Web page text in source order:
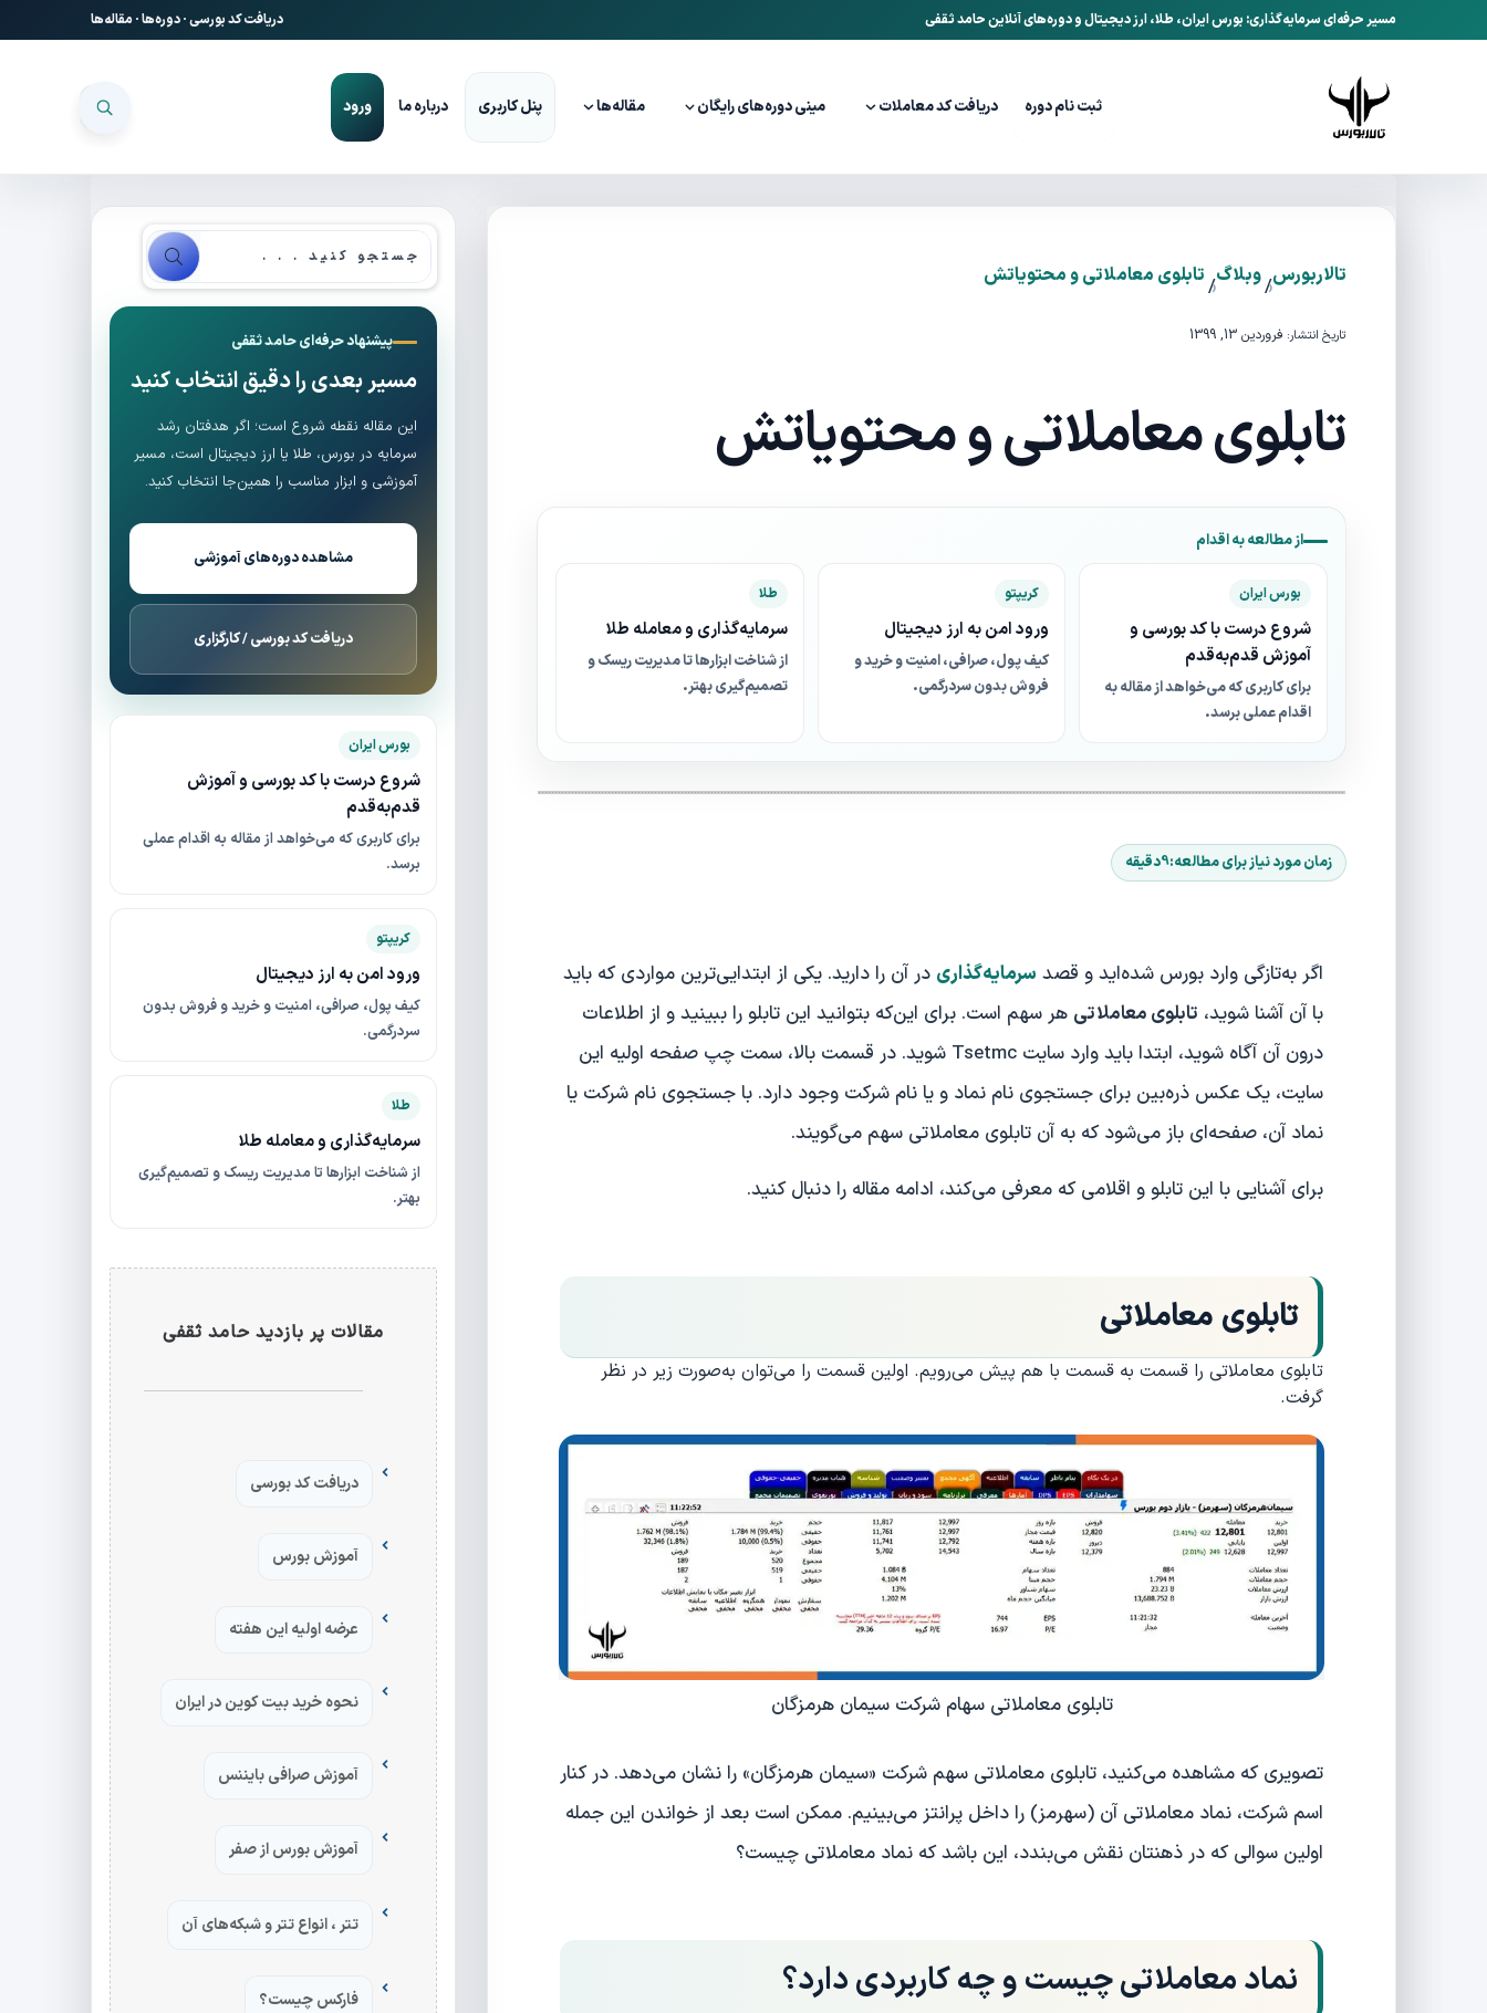
مسیر حرفه‌ای سرمایه‌گذاری: بورس ایران، طلا، ارز دیجیتال و دوره‌های آنلاین حامد ثقفی دریافت کد بورسی·دوره‌ها·مقاله‌ها
ثبت نام دوره دریافت کد معاملات مینی دوره‌های رایگان مقاله‌ها پنل کاربری درباره ما ورود
تالاربورس/وبلاگ/تابلوی معاملاتی و محتویاتش
تاریخ انتشار: فروردین 13, 1399
تابلوی معاملاتی و محتویاتش
از مطالعه به اقدام
بورس ایران
شروع درست با کد بورسی و
آموزش قدم‌به‌قدم
برای کاربری که می‌خواهد از مقاله به
اقدام عملی برسد.
کریپتو
ورود امن به ارز دیجیتال
کیف پول، صرافی، امنیت و خرید و
فروش بدون سردرگمی.
طلا
سرمایه‌گذاری و معامله طلا
از شناخت ابزارها تا مدیریت ریسک و
تصمیم‌گیری بهتر.
اگر به‌تازگی وارد بورس شده‌اید و قصد سرمایه‌گذاری در آن را دارید. یکی از ابتدایی‌ترین مواردی که باید
با آن آشنا شوید، تابلوی معاملاتی هر سهم است. برای این‌که بتوانید این تابلو را ببینید و از اطلاعات
درون آن آگاه شوید، ابتدا باید وارد سایت Tsetmc شوید. در قسمت بالا، سمت چپ صفحه اولیه این
سایت، یک عکس ذره‌بین برای جستجوی نام نماد و یا نام شرکت وجود دارد. با جستجوی نام شرکت یا
نماد آن، صفحه‌‌ای باز می‌شود که به آن تابلوی معاملاتی سهم می‌گویند.
برای آشنایی با این تابلو و اقلامی که معرفی می‌کند، ادامه مقاله را دنبال کنید.
تابلوی معاملاتی
تابلوی معاملاتی را قسمت به قسمت با هم پیش می‌رویم. اولین قسمت را می‌توان به‌صورت زیر در نظر
گرفت.
تابلوی معاملاتی سهام شرکت سیمان هرمزگان
تصویری که مشاهده می‌کنید، تابلوی معاملاتی سهم شرکت «سیمان هرمزگان» را نشان می‌دهد. در کنار
اسم شرکت، نماد معاملاتی آن (سهرمز) را داخل پرانتز می‌بینیم. ممکن است بعد از خواندن این جمله
اولین سوالی که در ذهنتان نقش می‌بندد، این باشد که نماد معاملاتی چیست؟
نماد معاملاتی چیست و چه کاربردی دارد؟
پیشنهاد حرفه‌ای حامد ثقفی
مسیر بعدی را دقیق انتخاب کنید
این مقاله نقطه شروع است؛ اگر هدفتان رشد
سرمایه در بورس، طلا یا ارز دیجیتال است، مسیر
آموزشی و ابزار مناسب را همین‌جا انتخاب کنید.
مشاهده دوره‌های آموزشی
دریافت کد بورسی / کارگزاری
بورس ایران
شروع درست با کد بورسی و آموزش
قدم‌به‌قدم
برای کاربری که می‌خواهد از مقاله به اقدام عملی
برسد.
کریپتو
ورود امن به ارز دیجیتال
کیف پول، صرافی، امنیت و خرید و فروش بدون
سردرگمی.
طلا
سرمایه‌گذاری و معامله طلا
از شناخت ابزارها تا مدیریت ریسک و تصمیم‌گیری
بهتر.
مقالات پر بازدید حامد ثقفی
دریافت کد بورسی
آموزش بورس
عرضه اولیه این هفته
نحوه خرید بیت کوین در ایران
آموزش صرافی بایننس
آموزش بورس از صفر
تتر ، انواع تتر و شبکه‌های آن
فارکس چیست؟